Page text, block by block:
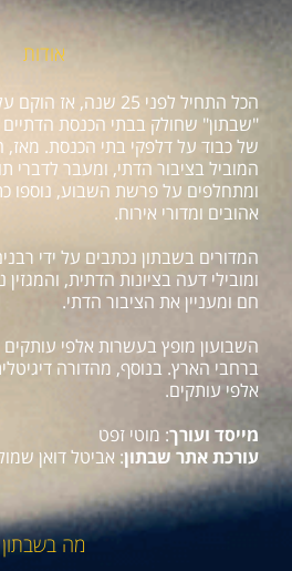
אודות
הכל התחיל לפני 25
"שבתון" שחולק בבתי הכנסת
של כבוד על דלפקי בתי הכנסת. מאז,
המוביל בציבור הדתי, ומעבר לדברי
ומתחלפים על פרשת השבוע, נוספו
אהובים ומדורי אירוח.
המדורים בשבתון נכתבים על ידי
ומובילי דעה בציונות הדתית,
חם ומעניין את הציבור הדתי.
ברחבי הארץ. בנוסף, מהדורה
אלפי עותקים.
מייסד ועורך: מוטי זפט
עורכת אתר שבתון: אביטל דואן
מה בשבתון